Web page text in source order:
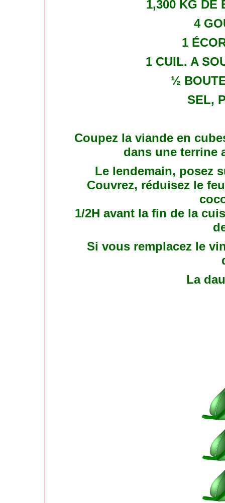
1,300 KG DE
4
1
1 CUIL. A
½
SEL,
Coupez la viande en
dans une terrine
Le lendemain, posez
Couvrez, réduisez le
1/2H avant la fin de la
Si vous remplacez le
La